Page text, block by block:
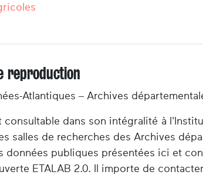
reproduction
Atlantiques – Archives
consultable dans son intégralité à
salles de recherches des Archives
données publiques présentées ici et
ETALAB 2.0. Il importe de